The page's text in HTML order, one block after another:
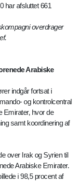
har afsluttet 661
overdrager
Arabiske
indgår fortsat i
og kontrolcentral
Emirater, hvor de
samt koordinering af
over Irak og Syrien til
Arabiske Emirater.
i 98,5 procent af